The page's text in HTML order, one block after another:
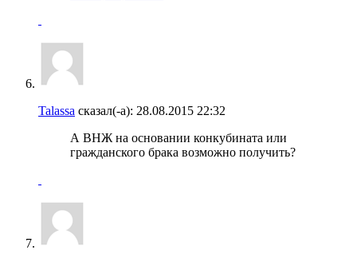
Talassa сказал(-а): 28.08.2015 22:32
А ВНЖ на основании конкубината или
гражданского брака возможно получить?